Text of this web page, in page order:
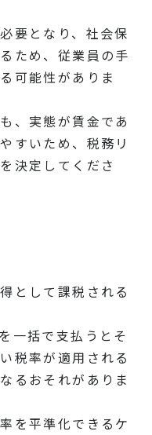
要となり、社会保
ため、従業員の手
可能性がありま
、実態が賃金であ
すいため、税務リ
決定してくださ
として課税される
一括で支払うとそ
税率が適用される
るおそれがありま
を平準化できるケ